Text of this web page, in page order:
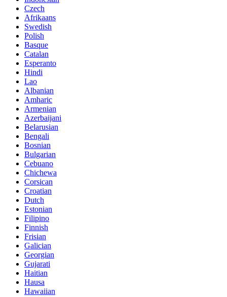
Czech
Afrikaans
Swedish
Polish
Basque
Catalan
Esperanto
Hindi
Lao
Albanian
Amharic
Armenian
Azerbaijani
Belarusian
Bengali
Bosnian
Bulgarian
Cebuano
Chichewa
Corsican
Croatian
Dutch
Estonian
Filipino
Finnish
Frisian
Galician
Georgian
Gujarati
Haitian
Hausa
Hawaiian